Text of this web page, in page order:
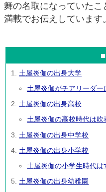
舞の名取になっていた
満載でお伝えしています。
土屋炎伽の出身大学
土屋炎伽がチアリーダー
土屋炎伽の出身高校
土屋炎伽の高校時代は吹
土屋炎伽の出身中学校
土屋炎伽の出身小学校
土屋炎伽の小学生時代は
土屋炎伽の出身幼稚園